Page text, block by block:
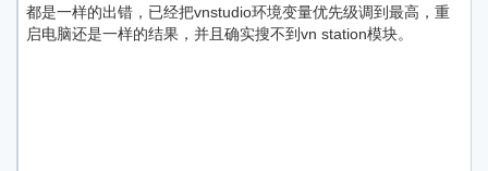
都是一样的出错，已经把vnstudio环境变量优先级调到最高，重
启电脑还是一样的结果，并且确实搜不到vn station模块。